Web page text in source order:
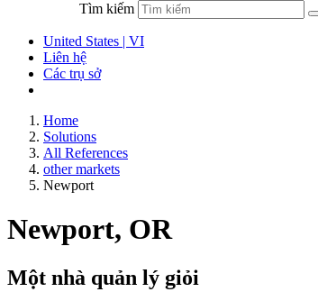
Tìm kiếm
United States | VI
Liên hệ
Các trụ sở
Home
Solutions
All References
other markets
Newport
Newport, OR
Một nhà quản lý giỏi